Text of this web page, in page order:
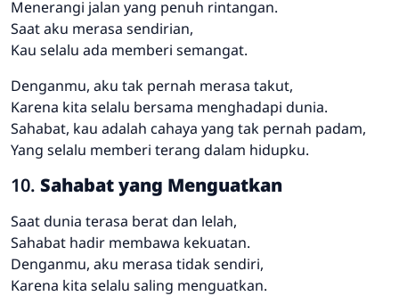
Menerangi jalan yang penuh rintangan.
Saat aku merasa sendirian,
Kau selalu ada memberi semangat.
Denganmu, aku tak pernah merasa takut,
Karena kita selalu bersama menghadapi dunia.
Sahabat, kau adalah cahaya yang tak pernah padam,
Yang selalu memberi terang dalam hidupku.
10. Sahabat yang Menguatkan
Saat dunia terasa berat dan lelah,
Sahabat hadir membawa kekuatan.
Denganmu, aku merasa tidak sendiri,
Karena kita selalu saling menguatkan.